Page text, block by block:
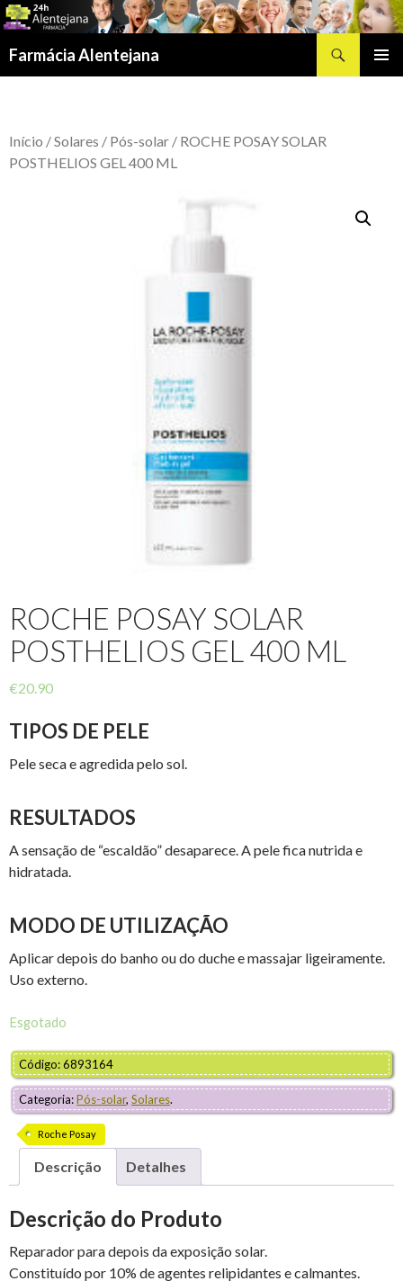
Farmácia Alentejana
Início /Solares / Pós-solar / ROCHE POSAY SOLAR
POSTHELIOS GEL 400 ML
ROCHE POSAY SOLAR
POSTHELIOS GEL 400 ML
€20.90
TIPOS DE PELE
Pele seca e agredida pelo sol.
RESULTADOS
A sensação de “escaldão” desaparece. A pele fica nutrida e
hidratada.
MODO DE UTILIZAÇÃO
Aplicar depois do banho ou do duche e massajar ligeiramente.
Uso externo.
Esgotado
Código: 6893164
Categoria:Pós-solar, Solares.
Roche Posay
Descrição Detalhes
Descrição do Produto
Reparador para depois da exposição solar.
Constituído por 10% de agentes relipidantes e calmantes.